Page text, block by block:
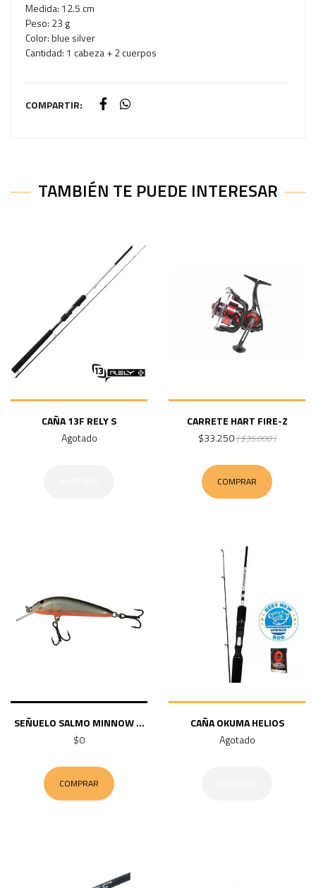
Medida: 12.5 cm
Peso: 23 g
Color: blue silver
Cantidad: 1 cabeza + 2 cuerpos
COMPARTIR:
TAMBIÉN TE PUEDE INTERESAR
CAÑA 13F RELY S
Agotado
CARRETE HART FIRE-Z
$33.250( $35.000 )
COMPRAR
SEÑUELO SALMO MINNOW ...
$0
COMPRAR
CAÑA OKUMA HELIOS
Agotado